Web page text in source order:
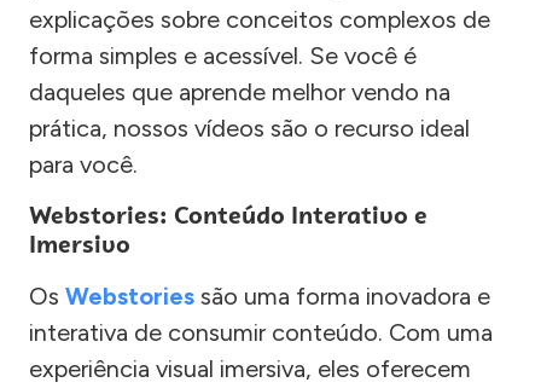
explicações sobre conceitos complexos de
forma simples e acessível. Se você é
daqueles que aprende melhor vendo na
prática, nossos vídeos são o recurso ideal
para você.
Webstories: Conteúdo Interativo e
Imersivo
Os Webstories são uma forma inovadora e
interativa de consumir conteúdo. Com uma
experiência visual imersiva, eles oferecem